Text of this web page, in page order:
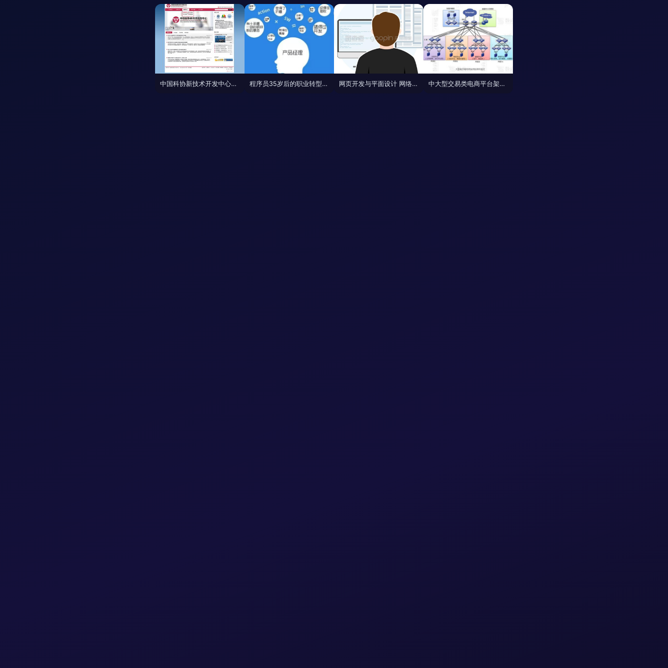
中国科协新技术开发中心网站升级 以网络技术开发与创新设计驱动数字化转型 程序员35岁后的职业转型 互联网裁员潮下的网络技术开发与设计新出路 网页开发与平面设计 网络技术的融合与创新 中大型交易类电商平台架构设计与开发方案——以数商云系统为例